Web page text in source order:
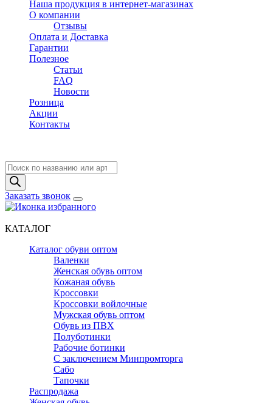
Наша продукция в интернет-магазинах
О компании
Отзывы
Оплата и Доставка
Гарантии
Полезное
Статьи
FAQ
Новости
Розница
Акции
Контакты
Поиск
товаров
Заказать звонок
КАТАЛОГ
Каталог обуви оптом
Валенки
Женская обувь оптом
Кожаная обувь
Кроссовки
Кроссовки войлочные
Мужская обувь оптом
Обувь из ПВХ
Полуботинки
Рабочие ботинки
С заключением Минпромторга
Сабо
Тапочки
Распродажа